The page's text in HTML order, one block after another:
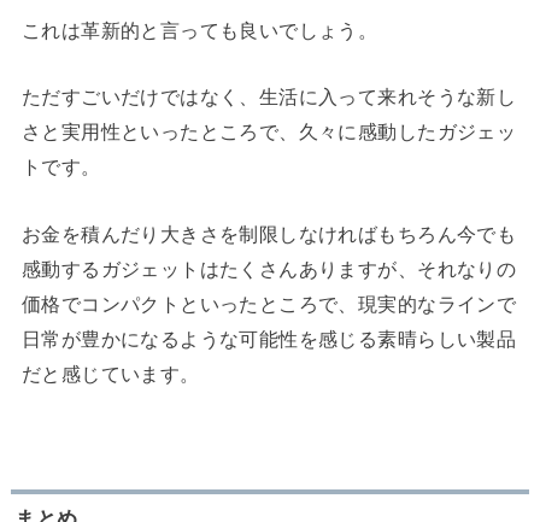
これは革新的と言っても良いでしょう。
ただすごいだけではなく、生活に入って来れそうな新し
さと実用性といったところで、久々に感動したガジェッ
トです。
お金を積んだり大きさを制限しなければもちろん今でも
感動するガジェットはたくさんありますが、それなりの
価格でコンパクトといったところで、現実的なラインで
日常が豊かになるような可能性を感じる素晴らしい製品
だと感じています。